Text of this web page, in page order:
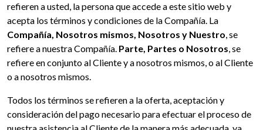
refieren a usted, la persona que accede a este sitio web y
acepta los términos y condiciones de la Compañía. La
Compañía, Nosotros mismos, Nosotros y Nuestro, se
refiere a nuestra Compañía. Parte, Partes o Nosotros, se
refiere en conjunto al Cliente y a nosotros mismos, o al Cliente
o a nosotros mismos.
Todos los términos se refieren a la oferta, aceptación y
consideración del pago necesario para efectuar el proceso de